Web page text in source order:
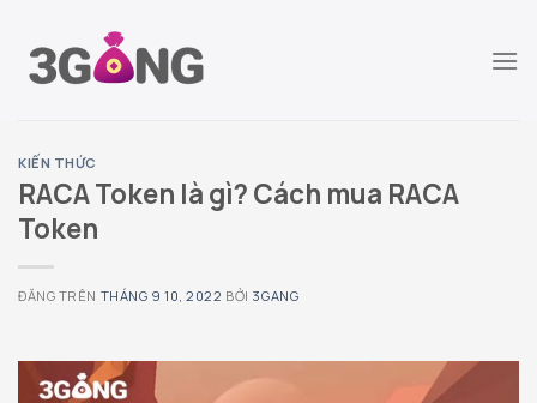
đến
KIẾN THỨC
RACA Token là gì? Cách mua RACA
Token
ĐĂNG TRÊN THÁNG 9 10, 2022 BỞI 3GANG